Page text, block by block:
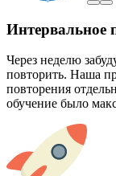
Интервальное
Через неделю
повторить. Наша
повторения
обучение было